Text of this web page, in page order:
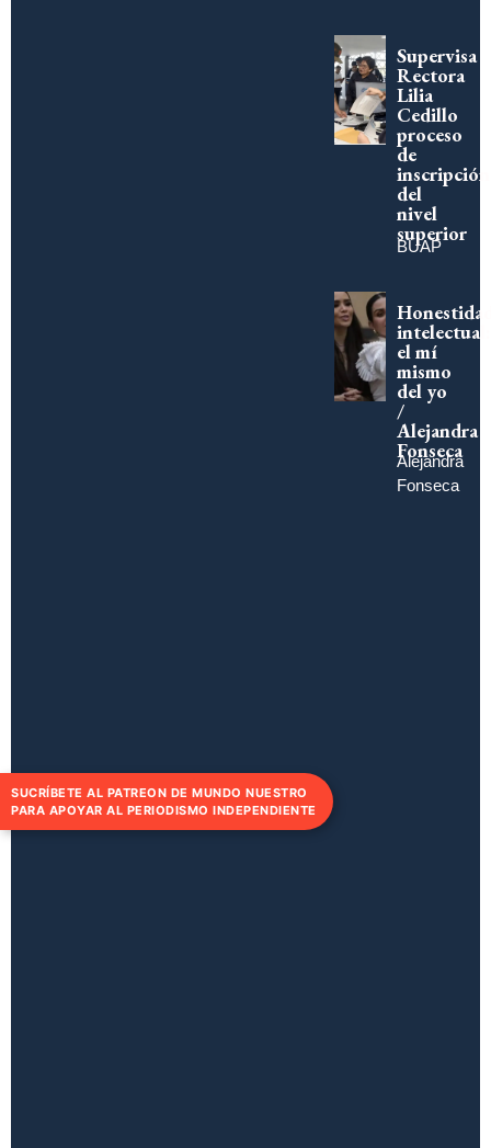
Supervisa
Rectora
Lilia
Cedillo
proceso
de
inscripción
del
nivel
superior
BUAP
intelectual:
el mí
mismo
del yo
/
Alejandra
Fonseca
Alejandra
Fonseca
SUCRÍBETE AL PATREON DE MUNDO NUESTRO
PARA APOYAR AL PERIODISMO INDEPENDIENTE